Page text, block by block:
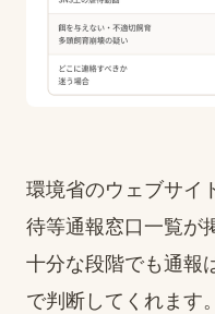
環境省のウェブサイ
待等通報窓口一覧が
十分な段階でも通報
で判断してくれます。